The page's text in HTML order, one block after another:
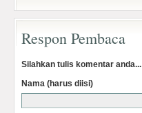
Respon Pembaca
Silahkan tulis komentar anda...
Nama (harus diisi)